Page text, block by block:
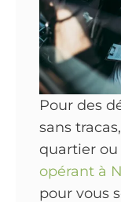
Pour des
sans
quartier ou
opérant à
pour vous